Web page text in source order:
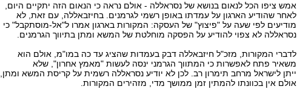
אמש ציפו הכל לנאום בנושא של נסראללה - אולם נראה כי הנאום הזה יתקיים היום,
לאחר שהודיע הארגון על עמדתו באופן רשמי לגרמנים. בחיזבאללה, עם זאת, לא
מודיעים לפי שעה על "פיצוץ" של העסקה: המקורות בארגון אמרו ל"אל-מוסתקבל" כי
נסראללה לא צפוי להודיע על הפסקה מוחלטת של המשא ומתן בתיווך הגרמנים.
לדברי המקורות, מזכ"ל חיזבאללה דבק בעמדות שהציג עד כה במו"מ, אולם הוא
משאיר פתח לאפשרות כי המתווך הגרמני ינסה לעשות "מאמץ אחרון", שלא
ייתן לישראל מרחב תימרון רב. לכן לא יודיע נסראללה רשמית על קריסת המשא ומתן,
אולם אין בכוונתו להמתין זמן ממושך מדי, מזהירים המקורות.